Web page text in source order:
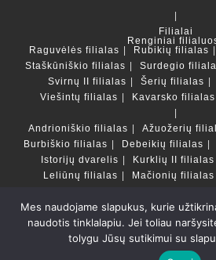
Filialai
Renginiai
Raguvėlės filialas
Rubikių filialas
Staškūniškio filialas
Surdegio
Svirnų II filialas
Šerių filialas
Viešintų filialas
Kavarsko filialas
Andrioniškio filialas Ažuožerių
Burbiškio filialas
Debeikių filialas
Istorijų dvarelis
Kurklių II filialas
Leliūnų filialas
Mačionių filialas
Duomenų bazės ir
Copyright © Anykščių rajono
Stanislovo Didžiulių viešoji
Mes naudojame slapukus, kurie
naudotis tinklalapiu. Jei toliau
tolygu Jūsų sutikimui su